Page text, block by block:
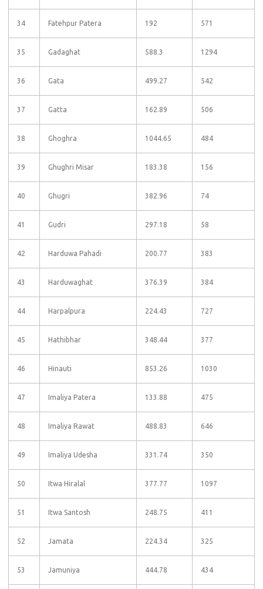
34 Fatehpur Patera 192 571
35 Gadaghat 588.3 1294
36 Gata 499.27 542
37 Gatta 162.89 506
38 Ghoghra 1044.65 484
39 Ghughri Misar 183.38 156
40 Ghugri 382.96 74
41 Gudri 297.18 58
42 Harduwa Pahadi 200.77 383
43 Harduwaghat 376.39 384
44 Harpalpura 224.43 727
45 Hathibhar 348.44 377
46 Hinauti 853.26 1030
47 Imaliya Patera 133.88 475
48 Imaliya Rawat 488.83 646
49 Imaliya Udesha 331.74 350
50 Itwa Hiralal 377.77 1097
51 Itwa Santosh 248.75 411
52 Jamata 224.34 325
53 Jamuniya 444.78 434